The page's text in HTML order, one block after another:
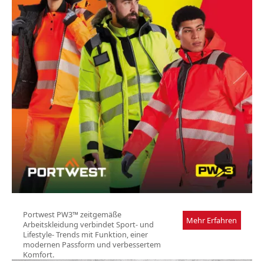
Portwest PW3™ zeitgemäße
Arbeitskleidung verbindet Sport- und
Lifestyle- Trends mit Funktion, einer
modernen Passform und verbessertem
Komfort.
Mehr Erfahren